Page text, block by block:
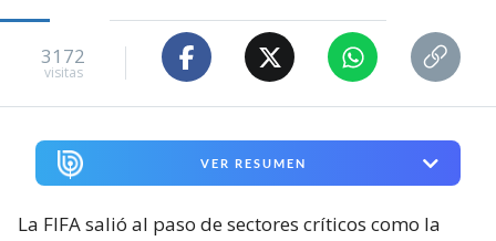
3172
visitas
VER RESUMEN
La FIFA salió al paso de sectores críticos como la